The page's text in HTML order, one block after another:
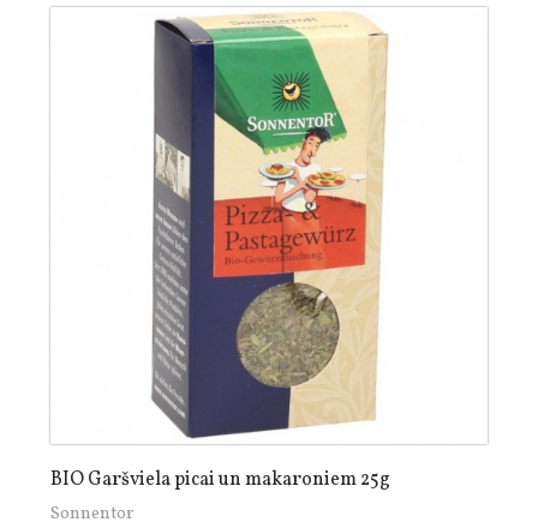
BIO Garšviela picai un makaroniem 25g
Sonnentor